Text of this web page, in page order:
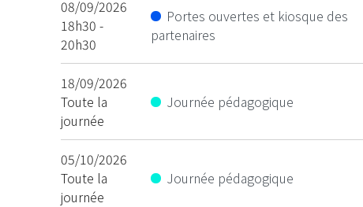
08/09/2026
18h30 -
20h30
Portes ouvertes et kiosque des
partenaires
18/09/2026
Toute la
journée
Journée pédagogique
05/10/2026
Toute la
journée
Journée pédagogique